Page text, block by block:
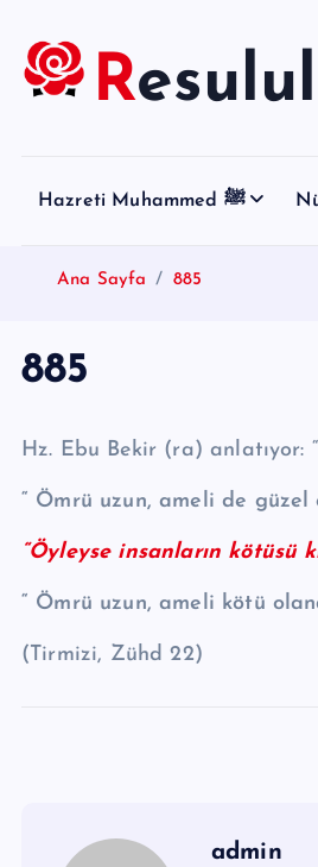
Hazreti Muhammed ﷺ
Ana Sayfa 885
885
“ Ömrü uzun, ameli de güzel
“Öyleyse insanların kötüsü
“ Ömrü uzun, ameli kötü
(Tirmizi, Zühd 22)
admin